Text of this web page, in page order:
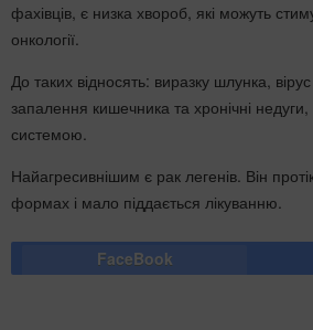
фахівців, є низка хвороб, які можуть
онкології.
До таких відносять: виразку шлунка,
запалення кишечника та хронічні
системою.
Найагресивнішим є рак легенів. Він
формах і мало піддається лікуванню.
FaceBook